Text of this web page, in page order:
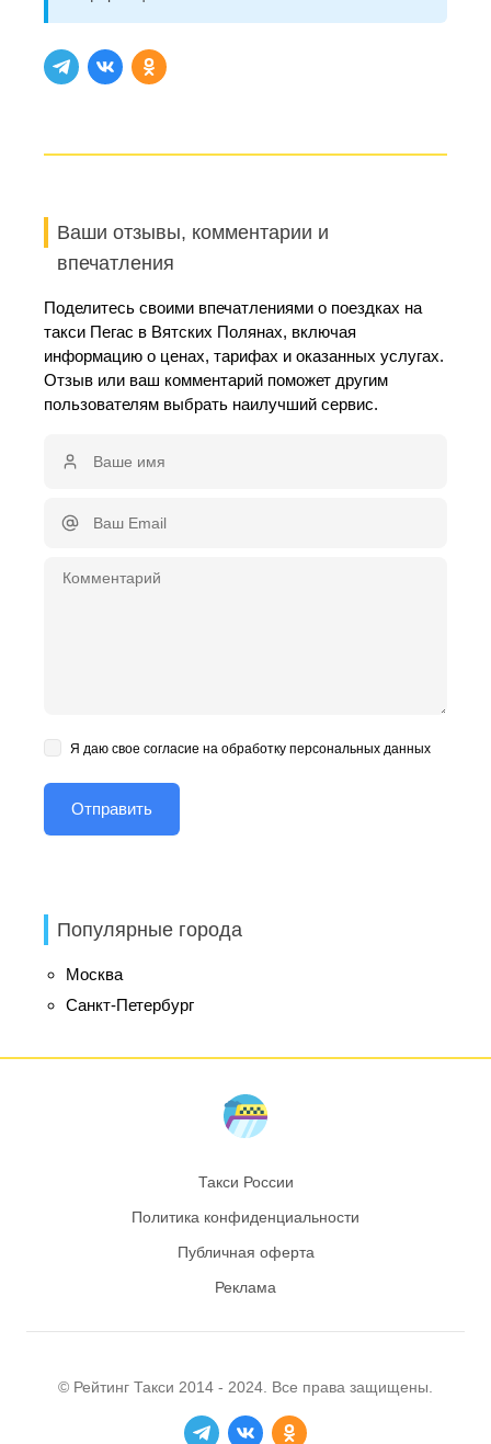
Ваши отзывы, комментарии и
впечатления
Поделитесь своими впечатлениями о поездках на
такси Пегас в Вятских Полянах, включая
информацию о ценах, тарифах и оказанных услугах.
Отзыв или ваш комментарий поможет другим
пользователям выбрать наилучший сервис.
Я даю свое согласие на обработку персональных данных
Популярные города
Москва
Санкт-Петербург
Такси России
Политика конфиденциальности
Публичная оферта
Реклама
© Рейтинг Такси 2014 - 2024. Все права защищены.